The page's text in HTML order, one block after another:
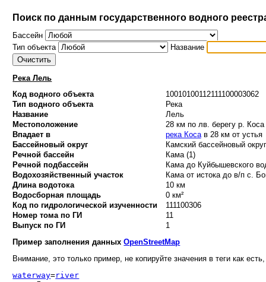
Поиск по данным государственного водного
Бассейн
Тип объекта
Название
Река Лель
Код водного объекта
10010100112111100003062
Тип водного объекта
Река
Название
Лель
Местоположение
28 км по лв. берегу р. Коса
Впадает в
река Косав 28 км от устья
Бассейновый округ
Камский бассейновый
Речной бассейн
Кама (1)
Речной подбассейн
Кама до Куйбышевского
Водохозяйственный участок
Кама от истока до в/п с.
Длина водотока
10 км
Водосборная площадь
0 км²
Код по гидрологической изученности
111100306
Номер тома по ГИ
11
Выпуск по ГИ
1
Пример заполнения данныхOpenStreetMap
Внимание, это только пример, не копируйте значения в теги как
waterway=river